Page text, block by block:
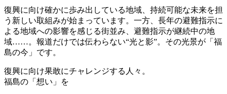
復興に向け確かに歩み出している地域、持続可能な未来を担
う新しい取組みが始まっています。一方、長年の避難指示に
よる地域への影響を感じる街並み、避難指示が継続中の地
域……。報道だけでは伝わらない“光と影”。その光景が「福
島の今」です。
復興に向け果敢にチャレンジする人々。
福島の 「想い」 を